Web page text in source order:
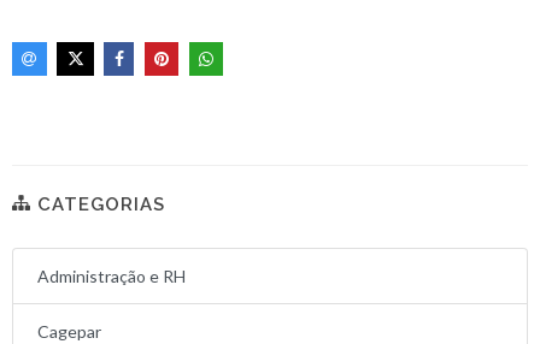
CATEGORIAS
Administração e RH
Cagepar